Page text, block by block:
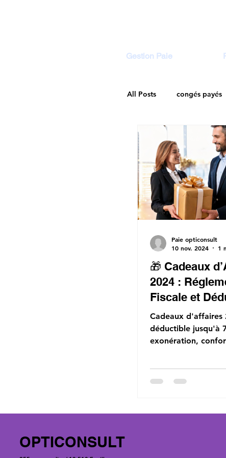
Gestion Paie
All Posts congés payés
Droit Social
🎁 Cadeaux
2024 :
Fiscale et
🎁
Cadeaux d'affaires
déductible jusqu'à
exonération,
Paie opticonsult
10 nov. 2024
1
OPTICONSULT